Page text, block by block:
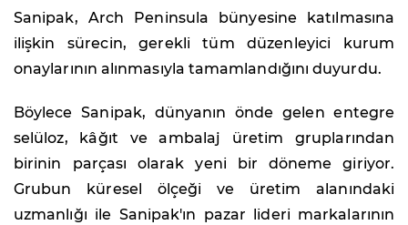
Sanipak, Arch Peninsula bünyesine katılmasına
ilişkin sürecin, gerekli tüm düzenleyici kurum
onaylarının alınmasıyla tamamlandığını duyurdu.
Böylece Sanipak, dünyanın önde gelen entegre
selüloz, kâğıt ve ambalaj üretim gruplarından
birinin parçası olarak yeni bir döneme giriyor.
Grubun küresel ölçeği ve üretim alanındaki
uzmanlığı ile Sanipak'ın pazar lideri markalarının